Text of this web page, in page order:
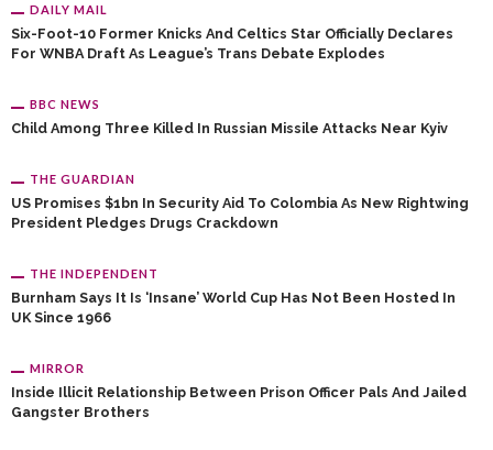
DAILY MAIL
Six-Foot-10 Former Knicks And Celtics Star Officially Declares
For WNBA Draft As League’s Trans Debate Explodes
BBC NEWS
Child Among Three Killed In Russian Missile Attacks Near Kyiv
THE GUARDIAN
US Promises $1bn In Security Aid To Colombia As New Rightwing
President Pledges Drugs Crackdown
THE INDEPENDENT
Burnham Says It Is ‘insane’ World Cup Has Not Been Hosted In
UK Since 1966
MIRROR
Inside Illicit Relationship Between Prison Officer Pals And Jailed
Gangster Brothers